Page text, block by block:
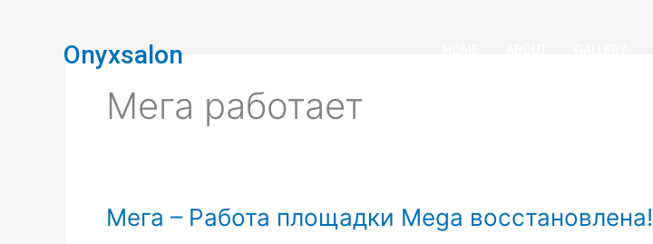
Onyxsalon
Мега работает
Мега – Работа площадки Mega восстановлена!
Мега